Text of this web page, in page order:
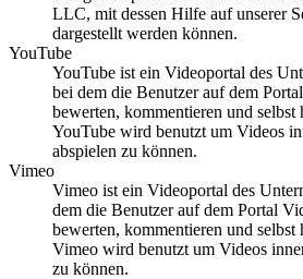
LLC, mit dessen Hilfe auf unserer
dargestellt werden können.
YouTube
YouTube ist ein Videoportal des
bei dem die Benutzer auf dem
bewerten, kommentieren und selbst
YouTube wird benutzt um Videos
abspielen zu können.
Vimeo
Vimeo ist ein Videoportal des
dem die Benutzer auf dem Portal
bewerten, kommentieren und selbst
Vimeo wird benutzt um Videos
zu können.